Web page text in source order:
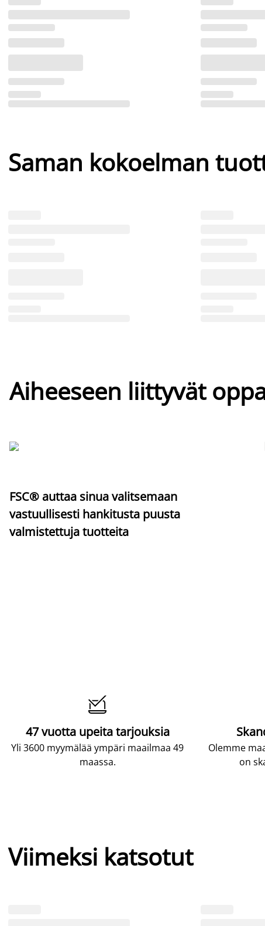
Saman kokoelman
Aiheeseen liittyvät
FSC® auttaa sinua valitsemaan
vastuullisesti hankitusta puusta
valmistettuja tuotteita

47 vuotta upeita tarjouksia
Yli 3600 myymälää ympäri maailmaa 49
maassa.
Olemme
on
Viimeksi katsotut